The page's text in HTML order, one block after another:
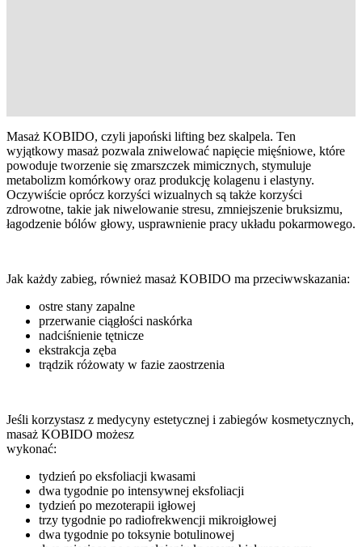
Masaż KOBIDO, czyli japoński lifting bez skalpela. Ten
wyjątkowy masaż pozwala zniwelować napięcie mięśniowe, które
powoduje tworzenie się zmarszczek mimicznych, stymuluje
metabolizm komórkowy oraz produkcję kolagenu i elastyny.
Oczywiście oprócz korzyści wizualnych są także korzyści
zdrowotne, takie jak niwelowanie stresu, zmniejszenie bruksizmu,
łagodzenie bólów głowy, usprawnienie pracy układu pokarmowego.
Jak każdy zabieg, również masaż KOBIDO ma przeciwwskazania:
ostre stany zapalne
przerwanie ciągłości naskórka
nadciśnienie tętnicze
ekstrakcja zęba
trądzik różowaty w fazie zaostrzenia
Jeśli korzystasz z medycyny estetycznej i zabiegów kosmetycznych,
masaż KOBIDO możesz
wykonać:
tydzień po eksfoliacji kwasami
dwa tygodnie po intensywnej eksfoliacji
tydzień po mezoterapii igłowej
trzy tygodnie po radiofrekwencji mikroigłowej
dwa tygodnie po toksynie botulinowej